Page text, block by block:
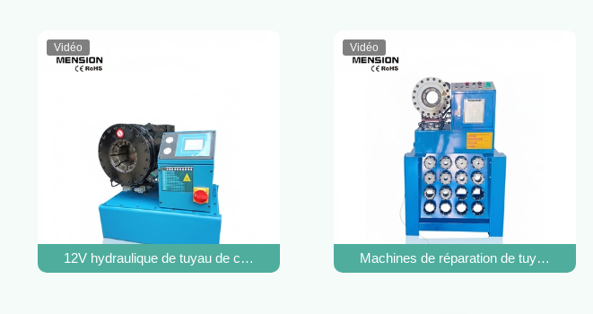
Vidéo
12V hydraulique de tuyau de crampon Pipe Crimping Machine à haute pression de tuyau
Vidéo
Machines de réparation de tuyaux à